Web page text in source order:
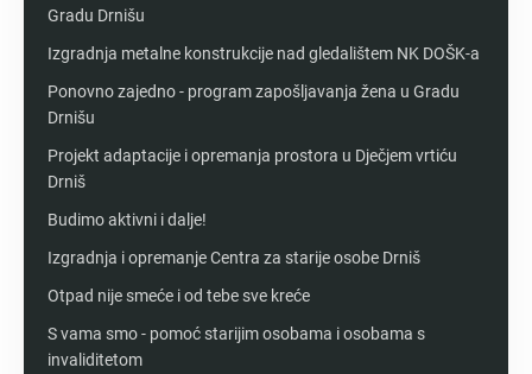
Gradu Drnišu
Izgradnja metalne konstrukcije nad gledalištem NK DOŠK-a
Ponovno zajedno - program zapošljavanja žena u Gradu
Drnišu
Projekt adaptacije i opremanja prostora u Dječjem vrtiću
Drniš
Budimo aktivni i dalje!
Izgradnja i opremanje Centra za starije osobe Drniš
Otpad nije smeće i od tebe sve kreće
S vama smo - pomoć starijim osobama i osobama s
invaliditetom